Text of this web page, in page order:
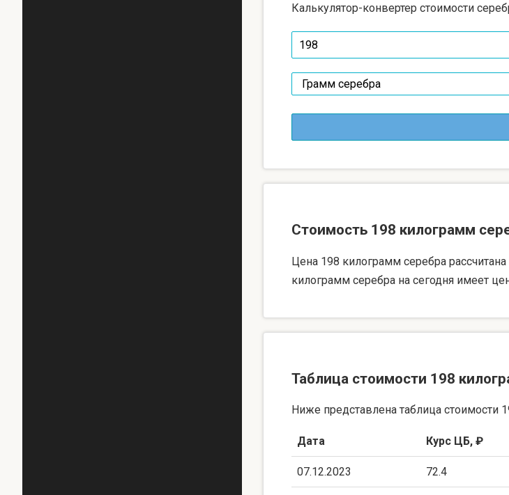
Калькулятор-конвертер стоимости
Стоимость 198 килограмм
Цена 198 килограмм серебра
килограмм серебра на сегодня имеет
Таблица стоимости 198
Ниже представлена таблица стоимости
Дата Курс ЦБ, ₽
07.12.2023 72.4